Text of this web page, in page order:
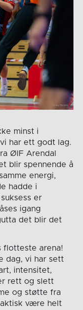
minst i
har ett godt lag.
ØIF Arendal
blir spennende å
energi,
hadde i
er
igang
det blir det
flotteste arena!
dag, vi har sett
intensitet,
rett og slett
og støtte fra
være helt